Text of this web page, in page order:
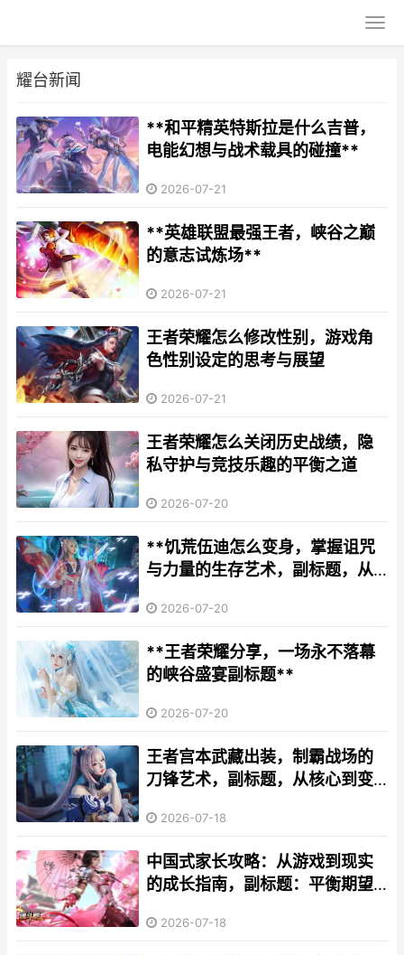
耀台新闻
**和平精英特斯拉是什么吉普，
电能幻想与战术载具的碰撞**
2026-07-21
**英雄联盟最强王者，峡谷之巅
的意志试炼场**
2026-07-21
王者荣耀怎么修改性别，游戏角
色性别设定的思考与展望
2026-07-21
王者荣耀怎么关闭历史战绩，隐
私守护与竞技乐趣的平衡之道
2026-07-20
**饥荒伍迪怎么变身，掌握诅咒
与力量的生存艺术，副标题，从
路**
2026-07-20
**王者荣耀分享，一场永不落幕
的峡谷盛宴副标题**
2026-07-20
王者宫本武藏出装，制霸战场的
刀锋艺术，副标题，从核心到变
2026-07-18
中国式家长攻略：从游戏到现实
的成长指南，副标题：平衡期望
2026-07-18